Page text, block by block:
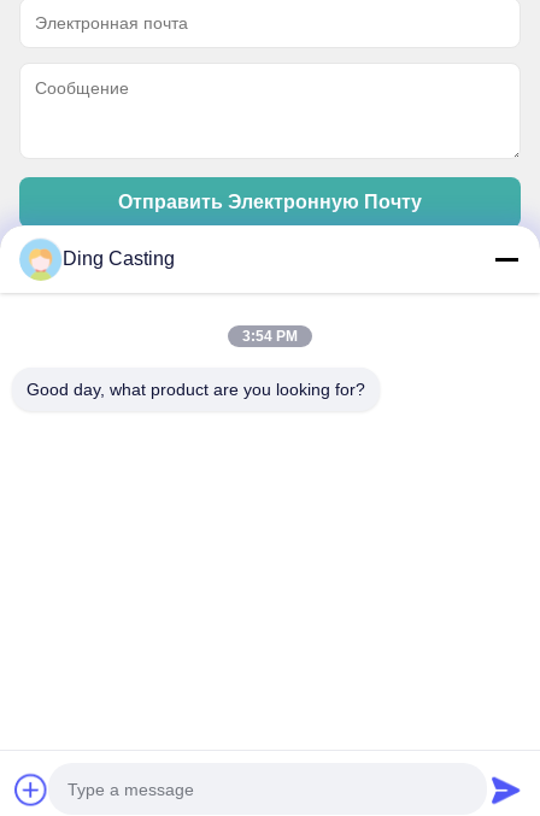
Отправить Электронную Почту
Машина КНК полируя Доставщик. 2019-2026 Xiamen DingZhu Intelligent
Equipment Co.,Ltd Все. Все права защищены.
Ding Casting
3:54 PM
Good day, what product are you looking for?